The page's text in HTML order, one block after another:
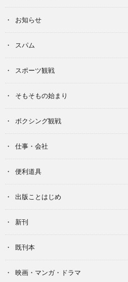
お知らせ
スパム
スポーツ観戦
そもそもの始まり
ボクシング観戦
仕事・会社
便利道具
出版ことはじめ
新刊
既刊本
映画・マンガ・ドラマ